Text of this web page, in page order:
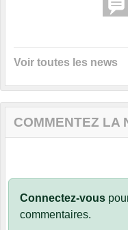
Voir toutes les news
COMMENTEZ LA
Connectez-vous
commentaires.